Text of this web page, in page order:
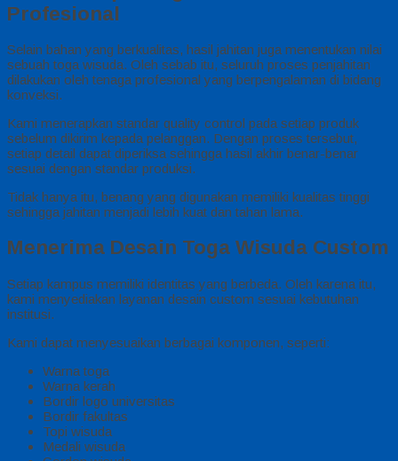
Profesional
Selain bahan yang berkualitas, hasil jahitan juga menentukan nilai
sebuah toga wisuda. Oleh sebab itu, seluruh proses penjahitan
dilakukan oleh tenaga profesional yang berpengalaman di bidang
konveksi.
Kami menerapkan standar quality control pada setiap produk
sebelum dikirim kepada pelanggan. Dengan proses tersebut,
setiap detail dapat diperiksa sehingga hasil akhir benar-benar
sesuai dengan standar produksi.
Tidak hanya itu, benang yang digunakan memiliki kualitas tinggi
sehingga jahitan menjadi lebih kuat dan tahan lama.
Menerima Desain Toga Wisuda Custom
Setiap kampus memiliki identitas yang berbeda. Oleh karena itu,
kami menyediakan layanan desain custom sesuai kebutuhan
institusi.
Kami dapat menyesuaikan berbagai komponen, seperti:
Warna toga
Warna kerah
Bordir logo universitas
Bordir fakultas
Topi wisuda
Medali wisuda